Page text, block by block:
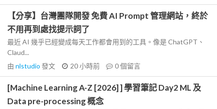
【分享】台灣團隊開發 免費 AI Prompt 管理網站，終於
不用再到處找提示詞了
最近 AI 幾乎已經變成每天工作都會用到的工具。像是 ChatGPT、
Claud...
由 nlstudio 發文 20 小時前 0個留言
[Machine Learning A-Z [2026] ] 學習筆記 Day2 ML 及
Data pre-processing 概念